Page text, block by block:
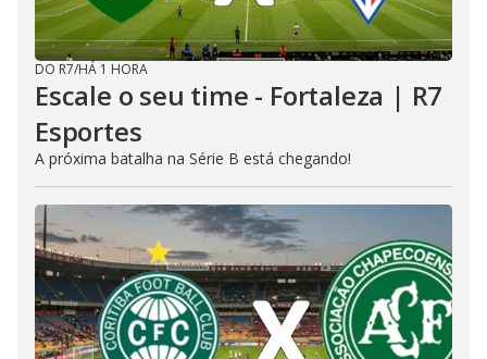
DO R7/HÁ 1 HORA
Escale o seu time - Fortaleza | R7
Esportes
A próxima batalha na Série B está chegando!